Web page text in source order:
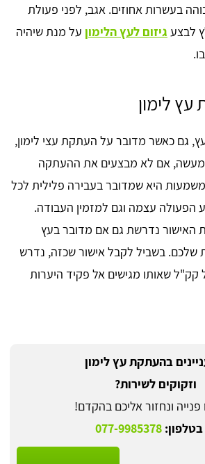
בעשרות אחוזים. אגב, לפני פעולת
לבצע גיזום לעץ הלימון על מנת שיהיה
לימון
גם כאשר מדובר על העתקת עצי לימון,
אם לא מבצעים את ההעתקה
היא שמדובר בעבירה פלילית לכל
הפעולה עצמה וגם למזמין העבודה.
האישור נדרשת גם אם מדובר בעץ
שלכם. בשביל לקבל אישור שכזה, נדרש
שאותו מגישים אל פקיד היערות
בהעתקת עץ לימון
וזקוקים לשירות?
פנייה ונחזור אליכם בהקדם!
בטלפון:077-9985378